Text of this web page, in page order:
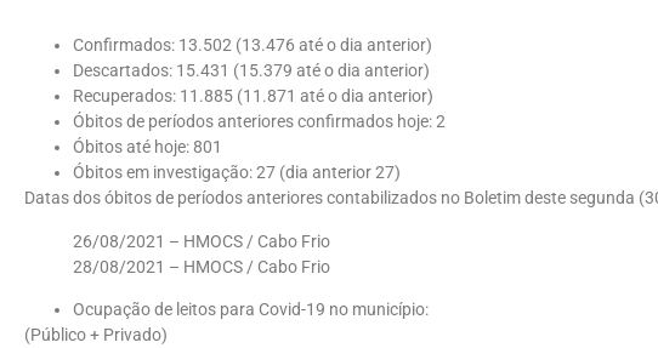
Confirmados: 13.502 (13.476 até o dia anterior)
Descartados: 15.431 (15.379 até o dia anterior)
Recuperados: 11.885 (11.871 até o dia anterior)
Óbitos de períodos anteriores confirmados hoje: 2
Óbitos até hoje: 801
Óbitos em investigação: 27 (dia anterior 27)
Datas dos óbitos de períodos anteriores contabilizados no Boletim deste segunda
26/08/2021 – HMOCS / Cabo Frio
28/08/2021 – HMOCS / Cabo Frio
Ocupação de leitos para Covid-19 no município:
(Público + Privado)